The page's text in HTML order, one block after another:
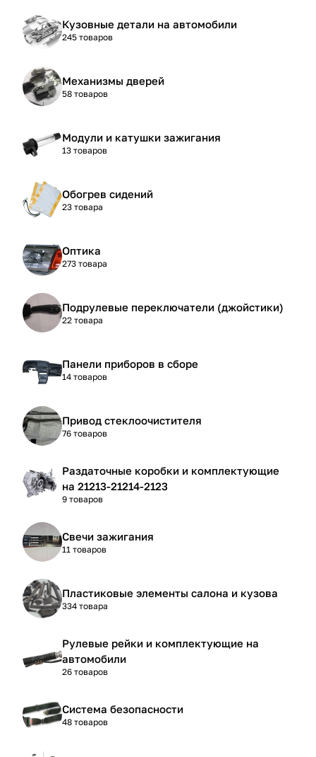
Кузовные детали на автомобили
245 товаров
Механизмы дверей
58 товаров
Модули и катушки зажигания
13 товаров
Обогрев сидений
23 товара
Оптика
273 товара
Подрулевые переключатели (джойстики)
22 товара
Панели приборов в сборе
14 товаров
Привод стеклоочистителя
76 товаров
Раздаточные коробки и комплектующие
на 21213-21214-2123
9 товаров
Свечи зажигания
11 товаров
Пластиковые элементы салона и кузова
334 товара
Рулевые рейки и комплектующие на
автомобили
26 товаров
Система безопасности
48 товаров